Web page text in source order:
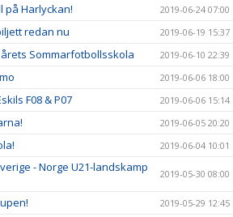
på Harlyckan! 2019-06-24 07:00
redan nu 2019-06-19 15:37
Sommarfotbollsskola 2019-06-10 22:39
2019-06-06 18:00
F08 & P07 2019-06-06 15:14
2019-06-05 20:20
2019-06-04 10:01
- Norge U21-landskamp
2019-05-30 08:00
2019-05-29 12:45